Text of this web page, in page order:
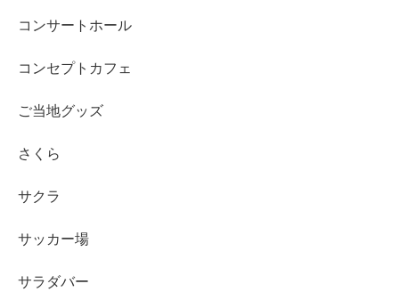
コンサートホール
コンセプトカフェ
ご当地グッズ
さくら
サクラ
サッカー場
サラダバー